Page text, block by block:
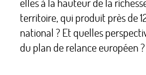
territoire, qui produit près de
national ? Et quelles
du plan de relance européen?